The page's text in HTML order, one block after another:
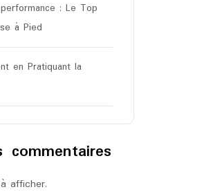
: Le Top
à Pied
en Pratiquant la
commentaires
afficher.